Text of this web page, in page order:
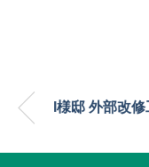
I様邸 外部改